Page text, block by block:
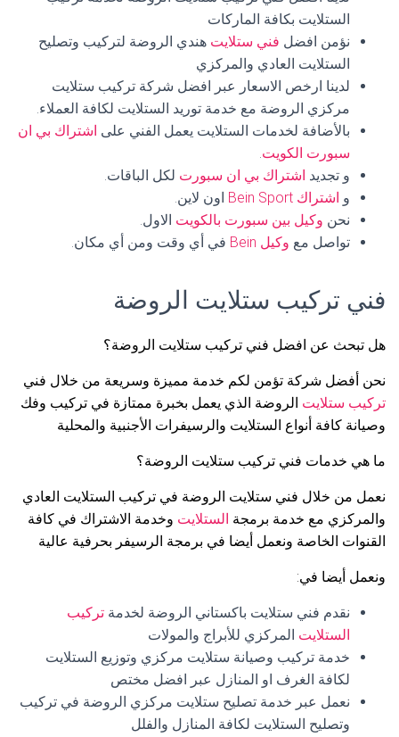
الستلايت بكافة الماركات
نؤمن افضل فني ستلايت هندي الروضة لتركيب وتصليح
الستلايت العادي والمركزي
لدينا ارخص الاسعار عبر افضل شركة تركيب ستلايت
مركزي الروضة مع خدمة توريد الستلايت لكافة العملاء.
بالأضافة لخدمات الستلايت يعمل الفني على اشتراك بي ان
سبورت الكويت.
و تجديد اشتراك بي ان سبورت لكل الباقات.
و اشتراك Bein Sport
اون لاين.
نحن وكيل بين سبورت بالكويت الاول.
تواصل مع وكيل Bein في أي وقت ومن أي مكان.
فني تركيب ستلايت الروضة
هل تبحث عن افضل فني تركيب ستلايت الروضة؟
نحن أفضل شركة تؤمن لكم خدمة مميزة وسريعة من خلال فني
تركيب ستلايت الروضة الذي يعمل بخبرة ممتازة في تركيب وفك
وصيانة كافة أنواع الستلايت والرسيفرات الأجنبية والمحلية
ما هي خدمات فني تركيب ستلايت الروضة؟
نعمل من خلال فني ستلايت الروضة في تركيب الستلايت العادي
والمركزي مع خدمة برمجة الستلايت وخدمة الاشتراك في كافة
القنوات الخاصة ونعمل أيضا في برمجة الرسيفر بحرفية عالية
ونعمل أيضا في:
نقدم فني ستلايت باكستاني الروضة لخدمة تركيب
الستلايت المركزي للأبراج والمولات
خدمة تركيب وصيانة ستلايت مركزي وتوزيع الستلايت
لكافة الغرف او المنازل عبر افضل مختص
نعمل عبر خدمة تصليح ستلايت مركزي الروضة في تركيب
وتصليح الستلايت لكافة المنازل والفلل